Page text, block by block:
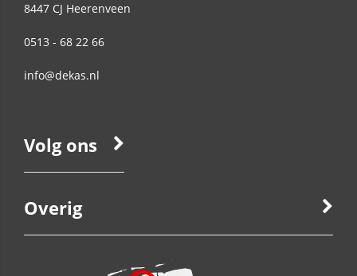
8447 CJ Heerenveen
0513 - 68 22 66
info@dekas.nl
Volg ons
Overig